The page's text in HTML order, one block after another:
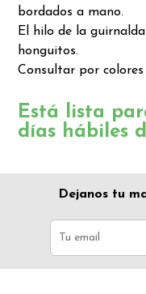
bordados a mano.
El hilo de la
honguitos.
Consultar por colores
Está lista
días hábiles
Dejanos tu